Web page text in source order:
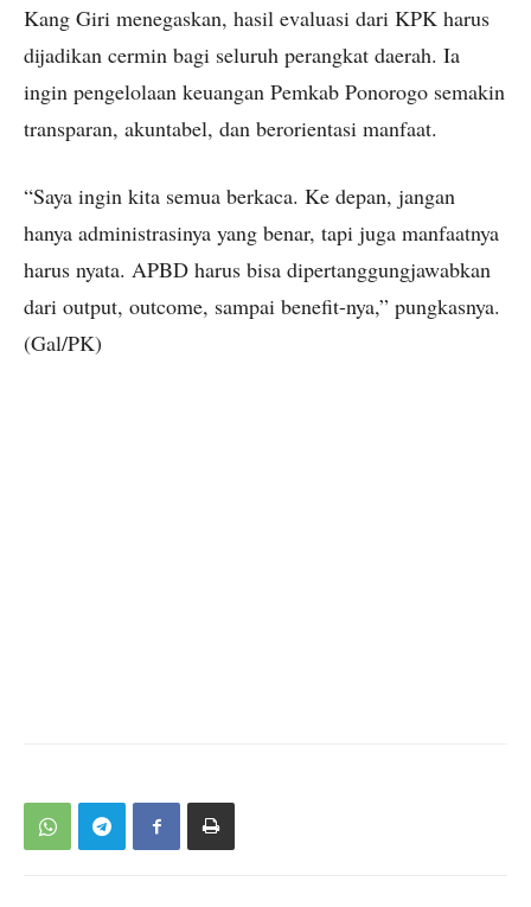
Kang Giri menegaskan, hasil evaluasi dari KPK harus
dijadikan cermin bagi seluruh perangkat daerah. Ia
ingin pengelolaan keuangan Pemkab Ponorogo semakin
transparan, akuntabel, dan berorientasi manfaat.
“Saya ingin kita semua berkaca. Ke depan, jangan
hanya administrasinya yang benar, tapi juga manfaatnya
harus nyata. APBD harus bisa dipertanggungjawabkan
dari output, outcome, sampai benefit-nya,” pungkasnya.
(Gal/PK)